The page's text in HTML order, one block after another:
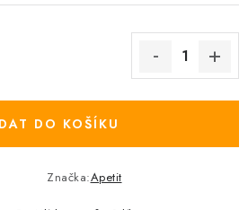
DO KOŠÍKU
Značka:Apetit